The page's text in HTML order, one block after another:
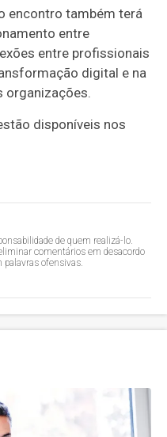
encontro também terá
entre
entre profissionais
digital e na
organizações.
disponíveis nos
de quem realizá-lo.
comentários em desacordo
ofensivas.